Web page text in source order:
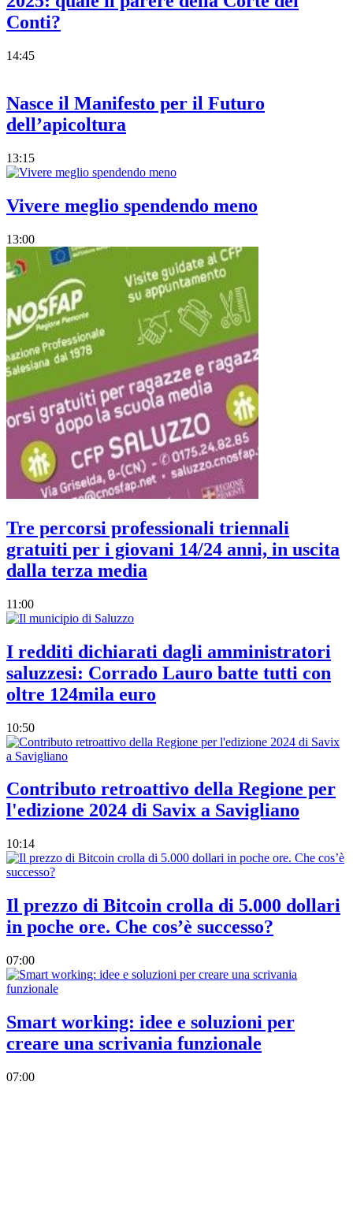
Conti?
14:45
Nasce il Manifesto per il Futuro
dell’apicoltura
13:15
Vivere meglio spendendo meno
13:00
Tre percorsi professionali triennali
gratuiti per i giovani 14/24 anni, in uscita
dalla terza media
11:00
I redditi dichiarati dagli amministratori
saluzzesi: Corrado Lauro batte tutti con
oltre 124mila euro
10:50
Contributo retroattivo della Regione per
l'edizione 2024 di Savix a Savigliano
10:14
Il prezzo di Bitcoin crolla di 5.000 dollari
in poche ore. Che cos’è successo?
07:00
Smart working: idee e soluzioni per
creare una scrivania funzionale
07:00